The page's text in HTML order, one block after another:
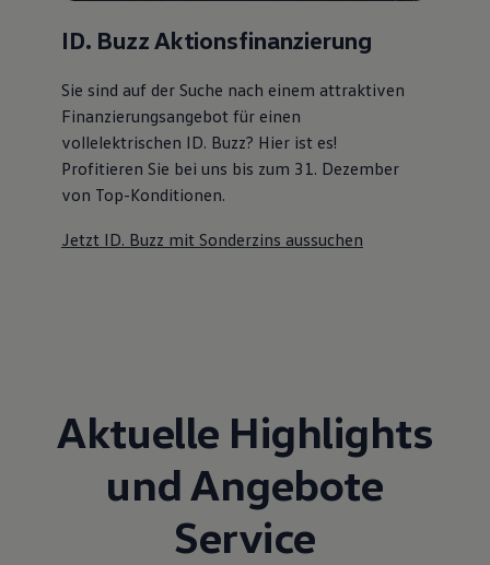
ID. Buzz Aktionsfinanzierung
Sie sind auf der Suche nach einem attraktiven
Finanzierungsangebotfür einen
vollelektrischen ID. Buzz? Hier ist es!
Profitieren Sie bei uns bis zum 31. Dezember
von Top-Konditionen.
Jetzt ID. Buzz mit Sonderzins aussuchen
Aktuelle Highlights
und Angebote
Service